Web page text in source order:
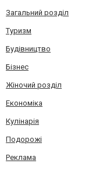
Загальний розділ
Туризм
Будівництво
Бізнес
Жіночий розділ
Економіка
Кулінарія
Подорожі
Реклама